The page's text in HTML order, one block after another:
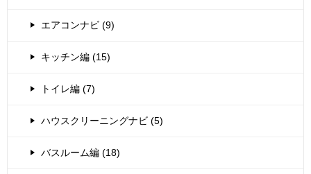
エアコンナビ (9)
キッチン編 (15)
トイレ編 (7)
ハウスクリーニングナビ (5)
バスルーム編 (18)